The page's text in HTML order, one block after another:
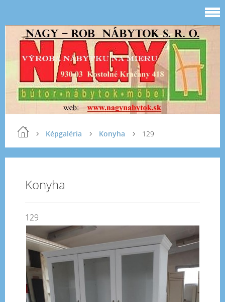
Képgaléria Konyha 129
Konyha
129